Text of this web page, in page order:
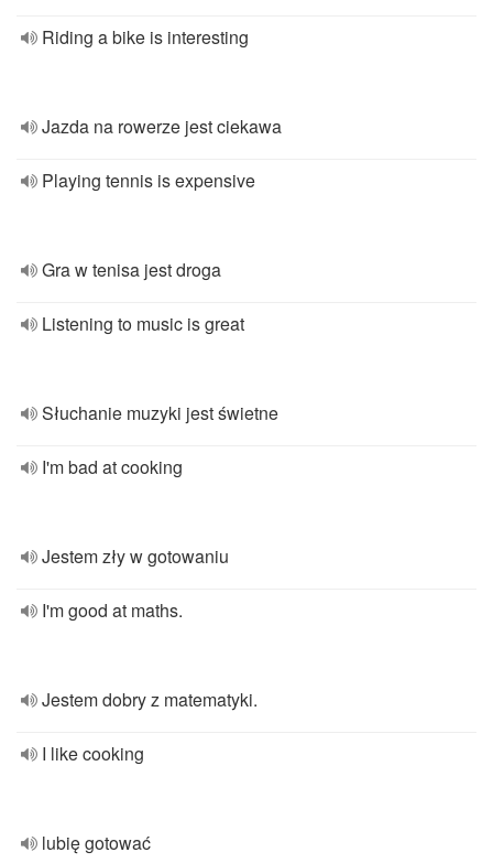
Riding a bike is interesting
Jazda na rowerze jest ciekawa
Playing tennis is expensive
Gra w tenisa jest droga
Listening to music is great
Słuchanie muzyki jest świetne
I'm bad at cooking
Jestem zły w gotowaniu
I'm good at maths.
Jestem dobry z matematyki.
I like cooking
lubię gotować